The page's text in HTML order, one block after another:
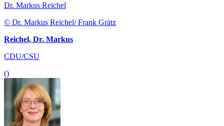
Dr. Markus Reichel
© Dr. Markus Reichel/ Frank Grätz
Reichel, Dr. Markus
CDU/CSU
()